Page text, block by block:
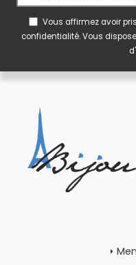
Vous affirmez avoir
confidentialité. Vous